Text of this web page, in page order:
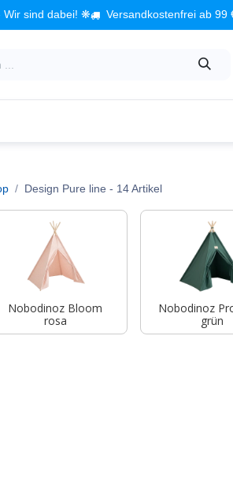
Wir sind dabei! ❋ Versandkostenfrei ab 99
Design Pure line - 14 Artikel
Nobodinoz Bloom
rosa
Nobodinoz
grün